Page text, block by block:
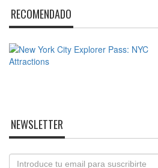
RECOMENDADO
NEWSLETTER
Email